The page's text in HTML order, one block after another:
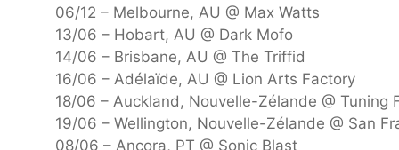
06/12 – Melbourne, AU @ Max Watts
13/06 – Hobart, AU @ Dark Mofo
14/06 – Brisbane, AU @ The Triffid
16/06 – Adélaïde, AU @ Lion Arts Factory
18/06 – Auckland, Nouvelle-Zélande @ Tuning
19/06 – Wellington, Nouvelle-Zélande @ San
08/06 – Ancora, PT @ Sonic Blast